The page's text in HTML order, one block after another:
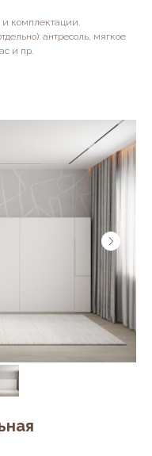
и комплектации.
антресоль, мягкое
и пр.